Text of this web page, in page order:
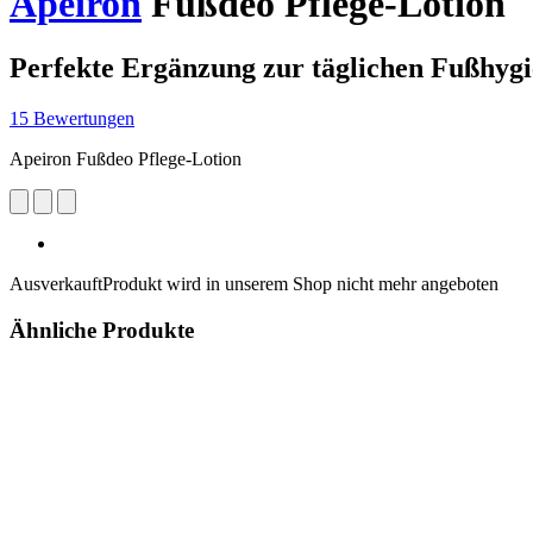
Perfekte Ergänzung zur täglichen
15 Bewertungen
Apeiron Fußdeo Pflege-Lotion
AusverkauftProdukt wird in unserem Shop nicht mehr angeboten
Ähnliche Produkte